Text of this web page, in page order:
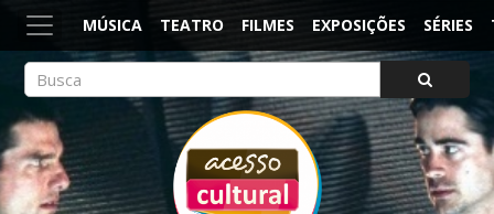
MÚSICA TEATRO FILMES EXPOSIÇÕES SÉRIES